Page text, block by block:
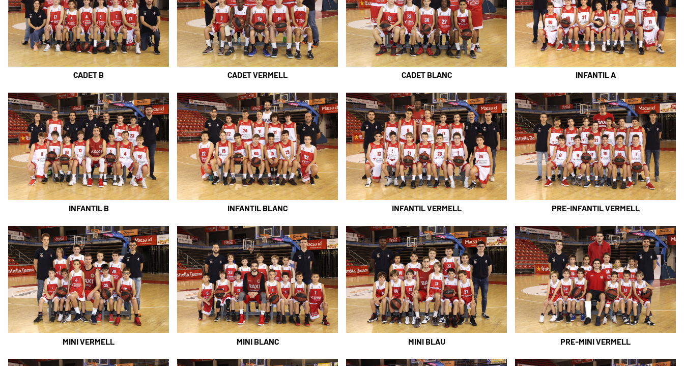
CADET B CADET VERMELL CADET BLANC INFANTIL A
INFANTIL B INFANTIL BLANC INFANTIL VERMELL PRE-INFANTIL VERMELL
MINI VERMELL MINI BLANC MINI BLAU PRE-MINI VERMELL